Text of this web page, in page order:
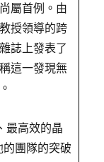
屬首例。由
授領導的跨
誌上發表了
這一發現無
最高效的晶
團隊的突破